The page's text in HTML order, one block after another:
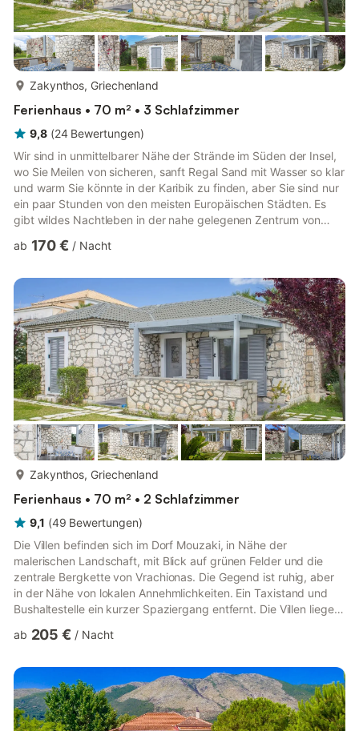
Zakynthos, Griechenland
Ferienhaus • 70 m² • 3 Schlafzimmer
9,8 (24 Bewertungen)
Wir sind in unmittelbarer Nähe der Strände im Süden der Insel,
wo Sie Meilen von sicheren, sanft Regal Sand mit Wasser so klar
und warm Sie könnte in der Karibik zu finden, aber Sie sind nur
ein paar Stunden von den meisten Europäischen Städten. Es
gibt wildes Nachtleben in der nahe gelegenen Zentrum von
ist nur fünf Autominuten entfernt. Der Flughafen ist in der Nähe,
machen den idealen Ort, um auf Ihrem Urlaub zu bleiben - in
der Nähe von allem, wenn Sie es wollen, während es ...
ab 170 € / Nacht
Zakynthos, Griechenland
Ferienhaus • 70 m² • 2 Schlafzimmer
9,1 (49 Bewertungen)
Die Villen befinden sich im Dorf Mouzaki, in Nähe der
malerischen Landschaft, mit Blick auf grünen Felder und die
zentrale Bergkette von Vrachionas. Die Gegend ist ruhig, aber
in der Nähe von lokalen Annehmlichkeiten. Ein Taxistand und
Bushaltestelle ein kurzer Spaziergang entfernt. Die Villen liegen
und klarem und warmem Wasser. Das Nachtleben im
Stadtzentrum sind 5 Min. Harmony Villas ist der ideale Ort, um
Ihren Urlaub zu verbringen, in der Nähe von allem, wann Sie es
wollen, und ...
ab 205 € / Nacht